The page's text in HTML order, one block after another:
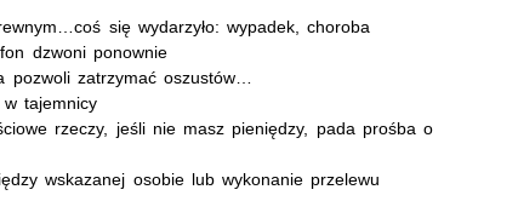
się wydarzyło: wypadek, choroba
dzwoni ponownie
zatrzymać oszustów…
tajemnicy
rzeczy, jeśli nie masz pieniędzy, pada prośba o
wskazanej osobie lub wykonanie przelewu